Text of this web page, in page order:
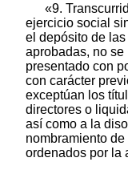
«9.
ejercicio social
el depósito de
aprobadas, no
presentado con
con carácter
exceptúan los
directores o
así como a la
nombramiento
ordenados por la